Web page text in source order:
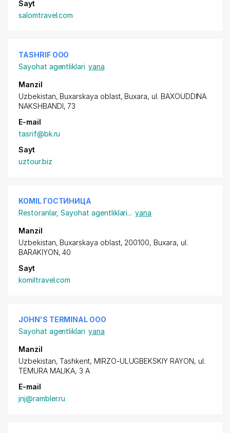
Sayt
salomtravel.com
TASHRIF ООО
Sayohat agentliklari yana
Manzil
Uzbekistan, Buxarskaya oblast, Buxara, ul. BAXOUDDINA
NAKSHBANDI, 73
E-mail
tasrif@bk.ru
Sayt
uztour.biz
KOMIL ГОСТИНИЦА
Restoranlar,Sayohat agentliklari... yana
Manzil
Uzbekistan, Buxarskaya oblast, 200100, Buxara, ul.
BARAKIYON, 40
Sayt
komiltravel.com
JOHN'S TERMINAL ООО
Sayohat agentliklari yana
Manzil
Uzbekistan, Tashkent, MIRZO-ULUGBEKSKIY RAYON, ul.
TEMURA MALIKA, 3 A
E-mail
jnj@rambler.ru